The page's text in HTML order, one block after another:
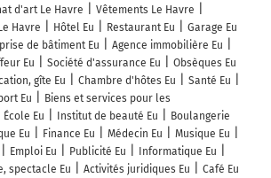
d'art Le Havre
Vêtements Le Havre
Havre
Hôtel Eu Restaurant Eu
Garage Eu
de bâtiment Eu
Agence immobilière Eu
Eu Société d'assurance Eu
Obsèques Eu
gîte Eu Chambre d'hôtes Eu
Santé Eu
Eu
Biens et services pour les
École Eu Institut de beauté Eu
Boulangerie
Eu Finance Eu Médecin Eu
Musique Eu
Emploi Eu Publicité Eu
Informatique Eu
spectacle Eu Activités juridiques Eu
Café Eu